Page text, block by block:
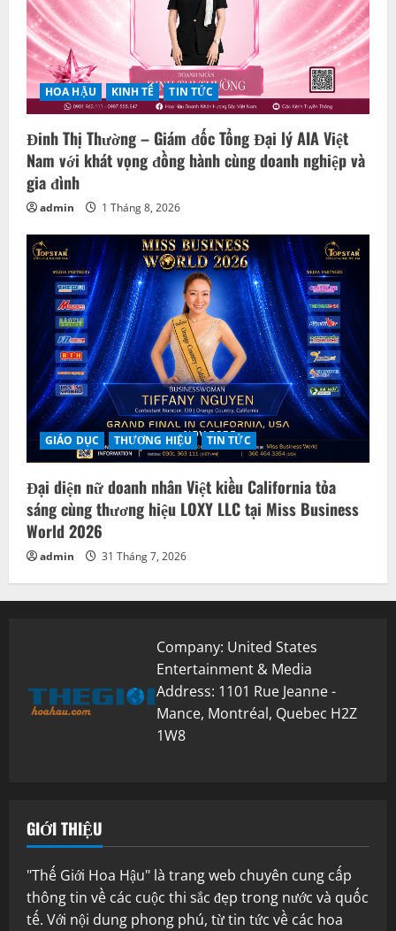
HOA HẬU KINH TẾ TIN TỨC
Đinh Thị Thường – Giám đốc Tổng Đại lý AIA Việt
Nam với khát vọng đồng hành cùng doanh nghiệp và
gia đình
admin 1 Tháng 8, 2026
GIÁO DỤC THƯƠNG HIỆU TIN TỨC
Đại diện nữ doanh nhân Việt kiều California tỏa
sáng cùng thương hiệu LOXY LLC tại Miss Business
World 2026
admin 31 Tháng 7, 2026
Company: United States
Entertainment & Media
Address: 1101 Rue Jeanne -
Mance, Montréal, Quebec H2Z
1W8
GIỚI THIỆU
"Thế Giới Hoa Hậu" là trang web chuyên cung cấp
thông tin về các cuộc thi sắc đẹp trong nước và quốc
tế. Với nội dung phong phú, từ tin tức về các hoa